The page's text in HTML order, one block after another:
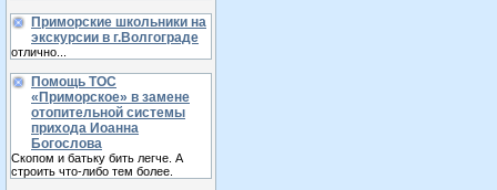
Приморские школьники на
экскурсии в г.Волгограде
отлично...
Помощь ТОС
«Приморское» в замене
отопительной системы
прихода Иоанна
Богослова
Скопом и батьку бить легче. А
строить что-либо тем более.